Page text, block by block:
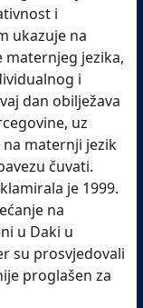
i
ukazuje na
maternjeg jezika,
i
dan obilježava
uz
maternji jezik
čuvati.
je 1999.
na
u Daki u
su prosvjedovali
proglašen za